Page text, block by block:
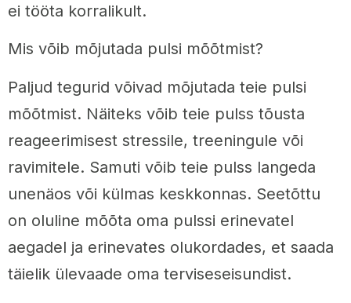
ei tööta korralikult.
Mis võib mõjutada pulsi mõõtmist?
Paljud tegurid võivad mõjutada teie pulsi
mõõtmist. Näiteks võib teie pulss tõusta
reageerimisest stressile, treeningule või
ravimitele. Samuti võib teie pulss langeda
unenäos või külmas keskkonnas. Seetõttu
on oluline mõõta oma pulssi erinevatel
aegadel ja erinevates olukordades, et saada
täielik ülevaade oma terviseseisundist.